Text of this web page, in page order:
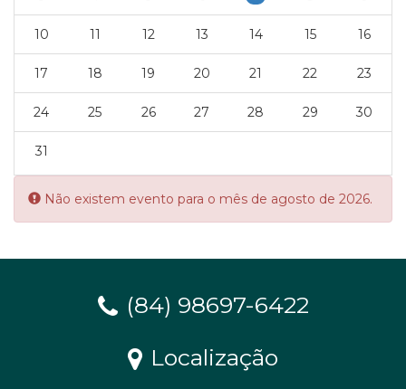
10 11 12 13 14 15 16
17 18 19 20 21 22 23
24 25 26 27 28 29 30
31
Error:
Não existem evento para o mês de agosto de 2026.
(84) 98697-6422
Localização